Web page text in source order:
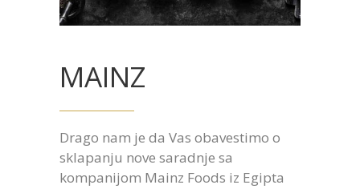
MAINZ
Drago nam je da Vas obavestimo o
sklapanju nove saradnje sa
kompanijom Mainz Foods iz Egipta